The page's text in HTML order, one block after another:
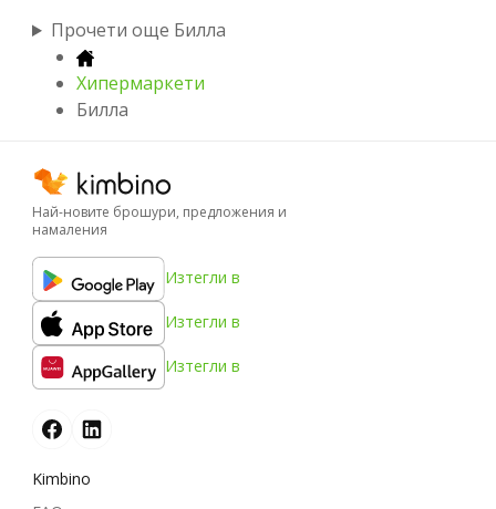
Прочети още Билла
Хипермаркети
Билла
Най-новите брошури, предложения и
намаления
Изтегли в
Изтегли в
Изтегли в
Kimbino